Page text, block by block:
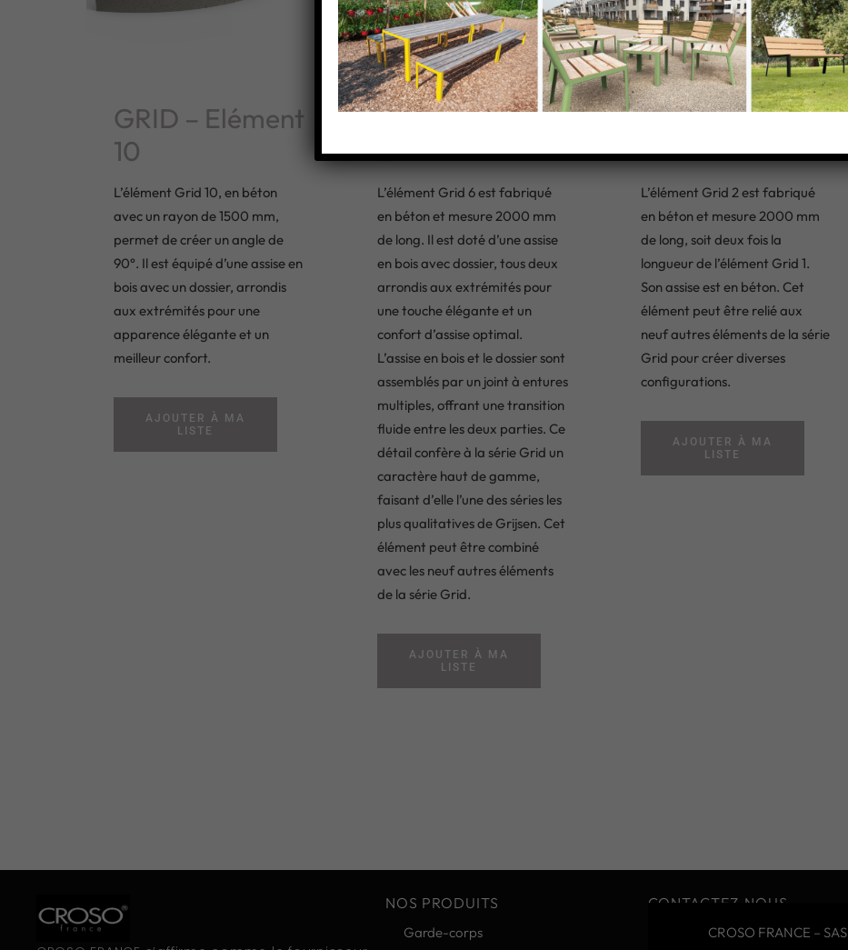
GRID – Elément
10
L’élément Grid 10, en béton
avec un rayon de 1500 mm,
permet de créer un angle de
90°. Il est équipé d’une assise en
bois avec un dossier, arrondis
aux extrémités pour une
apparence élégante et un
meilleur confort.
AJOUTER À MA
LISTE
GRID – Elément
6
L’élément Grid 6 est fabriqué
en béton et mesure 2000 mm
de long. Il est doté d’une assise
en bois avec dossier, tous deux
arrondis aux extrémités pour
une touche élégante et un
confort d’assise optimal.
L’assise en bois et le dossier sont
assemblés par un joint à entures
multiples, offrant une transition
fluide entre les deux parties. Ce
détail confère à la série Grid un
caractère haut de gamme,
faisant d’elle l’une des séries les
plus qualitatives de Grijsen. Cet
élément peut être combiné
avec les neuf autres éléments
de la série Grid.
AJOUTER À MA
LISTE
GRID – Elément
2
L’élément Grid 2 est fabriqué
en béton et mesure 2000 mm
de long, soit deux fois la
longueur de l’élément Grid 1.
Son assise est en béton. Cet
élément peut être relié aux
neuf autres éléments de la série
Grid pour créer diverses
configurations.
AJOUTER À MA
LISTE
NOS PRODUITS
Garde-corps
CONTACTEZ-NOUS
CROSO FRANCE – SAS